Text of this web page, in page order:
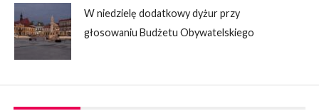
W niedzielę dodatkowy dyżur przy
głosowaniu Budżetu Obywatelskiego